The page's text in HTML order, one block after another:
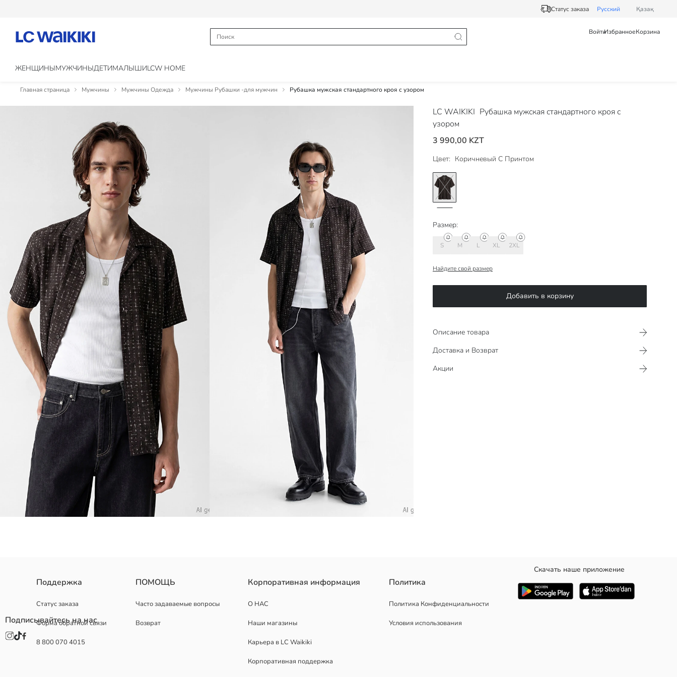
Статус заказа Pусский Қазақ
ВойтиИзбранноеКорзина
ЖЕНЩИНЫМУЖЧИНЫДЕТИМАЛЫШИLCW HOME
Главная страница Мужчины Мужчины Одежда Мужчины Рубашки -для мужчин Рубашка мужская стандартного кроя с узором
LC WAIKIKI Рубашка мужская стандартного кроя с
узором
3 990,00 KZT
Цвет: Коричневый С Принтом
Размер:
S M L XL 2XL
Найдите свой размер
Добавить в корзину
Описание товара
Доставка и Возврат
Акции
Основная Ткань:
Страна происхождения:
Продавец:
Поддержка
Статус заказа
Форма обратной связи
8 800 070 4015
ПОМОЩЬ
Часто задаваемые вопросы
Возврат
Корпоративная информация
О НАС
Наши магазины
Карьера в LC Waikiki
Корпоративная поддержка
Политика
Политика Конфиденциальности
Условия использования
Скачать наше приложение
Подписывайтесь на нас